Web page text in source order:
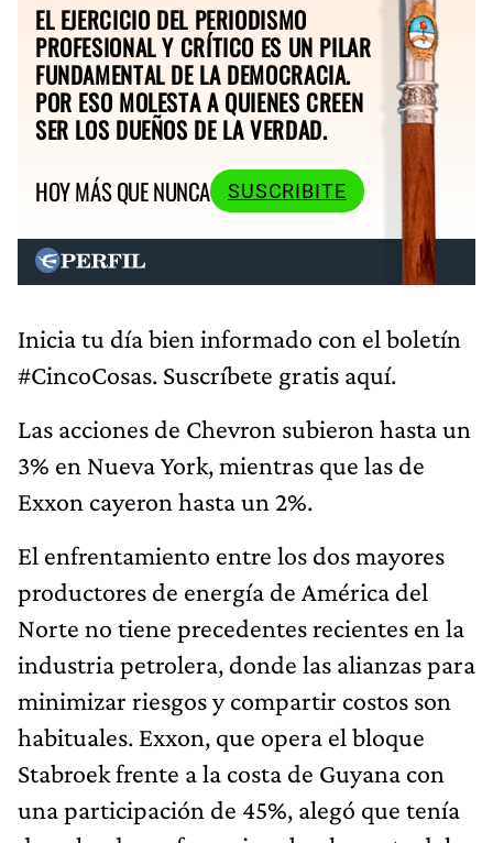
EL EJERCICIO DEL PERIODISMO
PROFESIONAL Y CRÍTICO ES UN PILAR
FUNDAMENTAL DE LA DEMOCRACIA.
POR ESO MOLESTA A QUIENES CREEN
SER LOS DUEÑOS DE LA VERDAD.
HOY MÁS QUE NUNCA
SUSCRIBITE
Inicia tu día bien informado con el boletín
#CincoCosas. Suscríbete gratis aquí.
Las acciones de Chevron subieron hasta un
3% en Nueva York, mientras que las de
Exxon cayeron hasta un 2%.
El enfrentamiento entre los dos mayores
productores de energía de América del
Norte no tiene precedentes recientes en la
industria petrolera, donde las alianzas para
minimizar riesgos y compartir costos son
habituales. Exxon, que opera el bloque
Stabroek frente a la costa de Guyana con
una participación de 45%, alegó que tenía